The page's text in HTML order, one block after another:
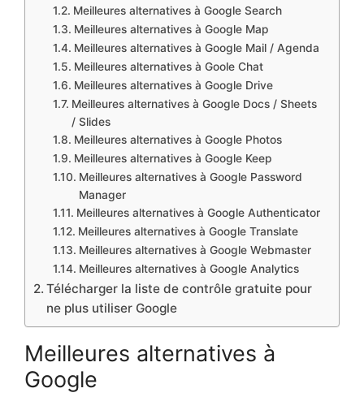
Meilleures alternatives à Google Search
Meilleures alternatives à Google Map
Meilleures alternatives à Google Mail / Agenda
Meilleures alternatives à Goole Chat
Meilleures alternatives à Google Drive
Meilleures alternatives à Google Docs / Sheets
/ Slides
Meilleures alternatives à Google Photos
Meilleures alternatives à Google Keep
Meilleures alternatives à Google Password
Manager
Meilleures alternatives à Google Authenticator
Meilleures alternatives à Google Translate
Meilleures alternatives à Google Webmaster
Meilleures alternatives à Google Analytics
Télécharger la liste de contrôle gratuite pour
ne plus utiliser Google
Meilleures alternatives à
Google